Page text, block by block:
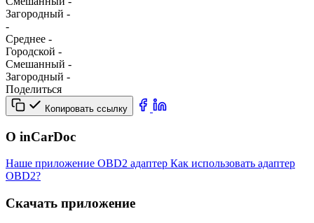
Загородный -
-
Среднее -
Городской -
Смешанный -
Загородный -
Поделиться
Копировать ссылку
О inCarDoc
Наше приложение OBD2 адаптер Как использовать адаптер
OBD2?
Скачать приложение